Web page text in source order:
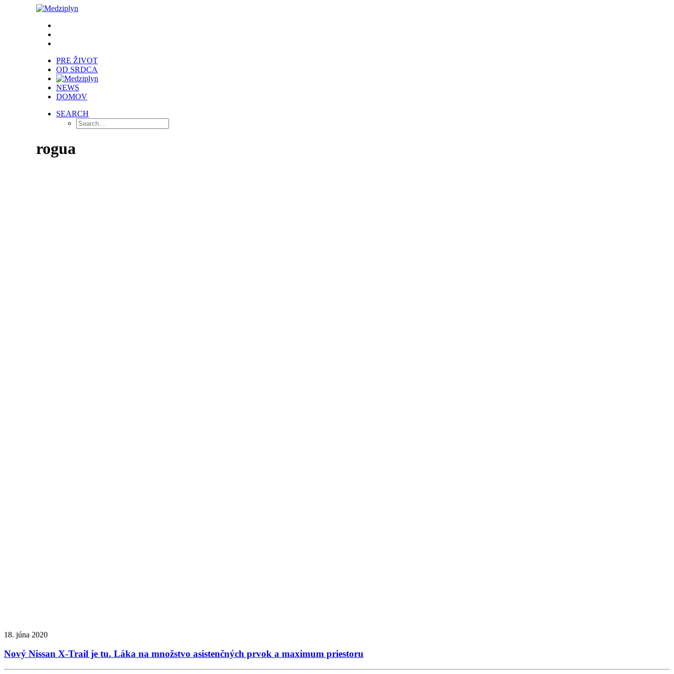
PRE ŽIVOT
OD SRDCA
NEWS
DOMOV
SEARCH
rogua
18. júna 2020
Nový Nissan X-Trail je tu. Láka na množstvo asistenčných prvok a maximum priestoru